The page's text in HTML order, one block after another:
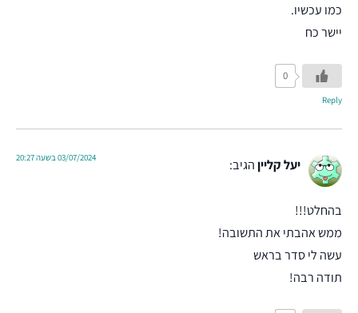
כמו עכשיו.
יישר כח
0
Reply
יעל קלייןהגיב: 03/07/2024 בשעה 20:27
בהחלט!!!
ממש אהבתי את התשובה!
עשה לי סדר בראש
תודה רבה!